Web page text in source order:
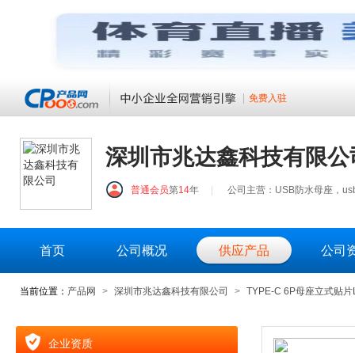
免费入驻
深圳市兆达鑫科技有限公
普通会员第14年 公司主营：USB防水母座，
首页 公司概况 供应产品 公司
当前位置： 产品网 > 深圳市兆达鑫科技有限公司 > TYPE-C 6P母座立式贴
企业资质